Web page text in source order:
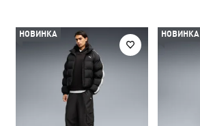
НОВИНКА НОВИНКА